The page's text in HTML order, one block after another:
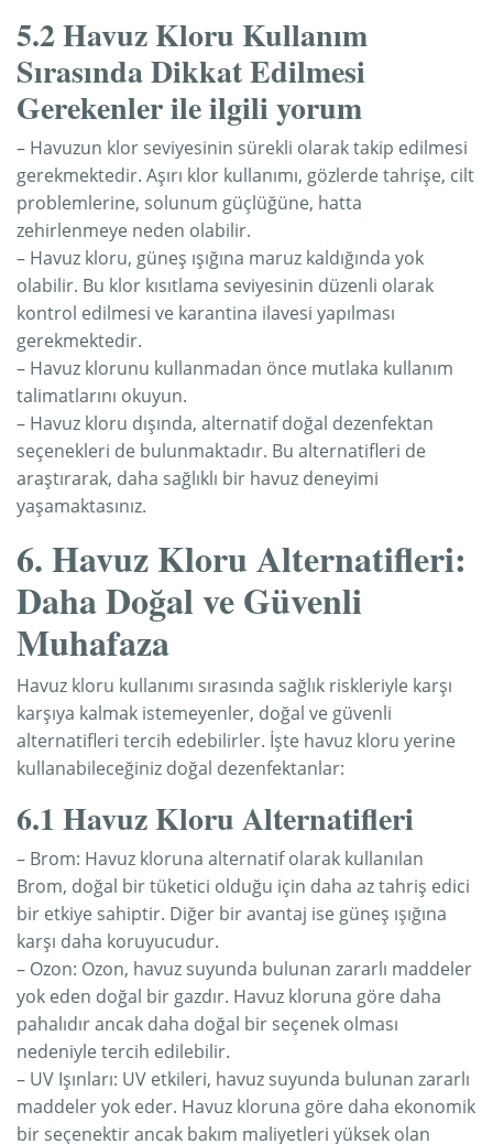
5.2 Havuz Kloru Kullanım
Sırasında Dikkat Edilmesi
Gerekenler ile ilgili yorum
– Havuzun klor seviyesinin sürekli olarak takip edilmesi
gerekmektedir. Aşırı klor kullanımı, gözlerde tahrişe, cilt
problemlerine, solunum güçlüğüne, hatta
zehirlenmeye neden olabilir.
– Havuz kloru, güneş ışığına maruz kaldığında yok
olabilir. Bu klor kısıtlama seviyesinin düzenli olarak
kontrol edilmesi ve karantina ilavesi yapılması
gerekmektedir.
– Havuz klorunu kullanmadan önce mutlaka kullanım
talimatlarını okuyun.
– Havuz kloru dışında, alternatif doğal dezenfektan
seçenekleri de bulunmaktadır. Bu alternatifleri de
araştırarak, daha sağlıklı bir havuz deneyimi
yaşamaktasınız.
6. Havuz Kloru Alternatifleri:
Daha Doğal ve Güvenli
Muhafaza
Havuz kloru kullanımı sırasında sağlık riskleriyle karşı
karşıya kalmak istemeyenler, doğal ve güvenli
alternatifleri tercih edebilirler. İşte havuz kloru yerine
kullanabileceğiniz doğal dezenfektanlar:
6.1 Havuz Kloru Alternatifleri
– Brom: Havuz kloruna alternatif olarak kullanılan
Brom, doğal bir tüketici olduğu için daha az tahriş edici
bir etkiye sahiptir. Diğer bir avantaj ise güneş ışığına
karşı daha koruyucudur.
– Ozon: Ozon, havuz suyunda bulunan zararlı maddeler
yok eden doğal bir gazdır. Havuz kloruna göre daha
pahalıdır ancak daha doğal bir seçenek olması
nedeniyle tercih edilebilir.
– UV Işınları: UV etkileri, havuz suyunda bulunan zararlı
maddeler yok eder. Havuz kloruna göre daha ekonomik
bir seçenektir ancak bakım maliyetleri yüksek olan